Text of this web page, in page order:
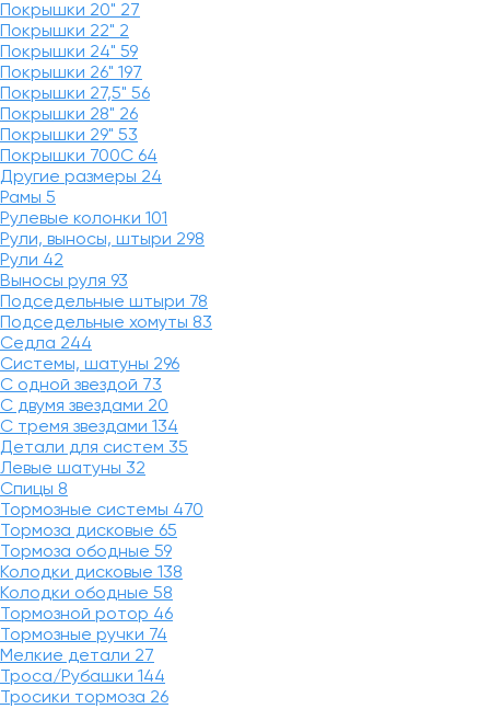
Покрышки 20" 27
Покрышки 22" 2
Покрышки 24" 59
Покрышки 26" 197
Покрышки 27,5" 56
Покрышки 28" 26
Покрышки 29" 53
Покрышки 700C 64
Другие размеры 24
Рамы 5
Рулевые колонки 101
Рули, выносы, штыри 298
Рули 42
Выносы руля 93
Подседельные штыри 78
Подседельные хомуты 83
Седла 244
Системы, шатуны 296
С одной звездой 73
С двумя звездами 20
С тремя звездами 134
Детали для систем 35
Левые шатуны 32
Спицы 8
Тормозные системы 470
Тормоза дисковые 65
Тормоза ободные 59
Колодки дисковые 138
Колодки ободные 58
Тормозной ротор 46
Тормозные ручки 74
Мелкие детали 27
Троса/Рубашки 144
Тросики тормоза 26